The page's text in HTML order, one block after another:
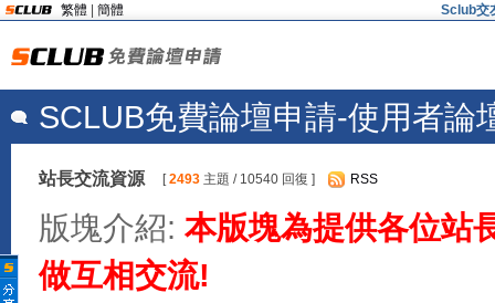
繁體 簡體 Sclub交
SCLUB免費論壇申請-使用者論
站長交流資源 [2493主題 / 10540 回復 ] RSS
版塊介紹: 本版塊為提供各位站
做互相交流!